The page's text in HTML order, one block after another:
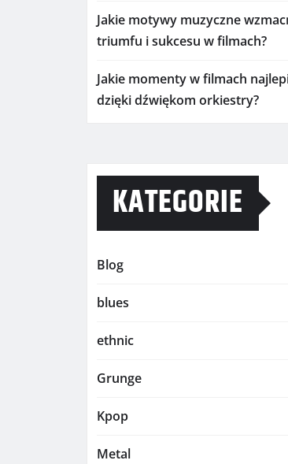
Jakie motywy muzyczne
triumfu i sukcesu w filmach?
Jakie momenty w filmach
dzięki dźwiękom orkiestry?
KATEGORIE
Blog
blues
ethnic
Grunge
Kpop
Metal